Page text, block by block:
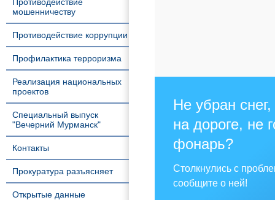
мошенничеству
Противодействие коррупции
Профилактика терроризма
Реализация национальных
проектов
Специальный выпуск
"Вечерний Мурманск"
Контакты
Прокуратура разъясняет
Открытые данные
Не убран
на дороге, не
фонарь?
Столкнулись с
сообщите о ней!